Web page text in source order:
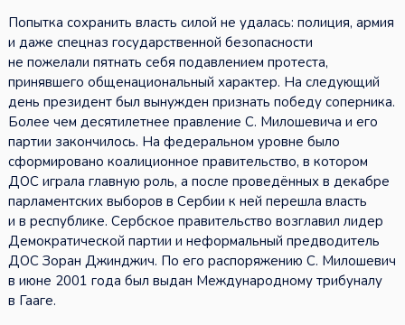
Попытка сохранить власть силой не удалась: полиция, армия
и даже спецназ государственной безопасности
не пожелали пятнать себя подавлением протеста,
принявшего общенациональный характер. На следующий
день президент был вынужден признать победу соперника.
Более чем десятилетнее правление С. Милошевича и его
партии закончилось. На федеральном уровне было
сформировано коалиционное правительство, в котором
ДОС играла главную роль, а после проведённых в декабре
парламентских выборов в Сербии к ней перешла власть
и в республике. Сербское правительство возглавил лидер
Демократической партии и неформальный предводитель
ДОС Зоран Джинджич. По его распоряжению С. Милошевич
в июне 2001 года был выдан Международному трибуналу
в Гааге.